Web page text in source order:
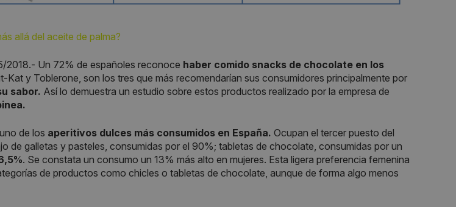
allá del aceite de palma?
2018.- Un 72% de españoles reconoce haber comido snacks de chocolate en los
Kat y Toblerone, son los tres que más recomendarían sus consumidores principalmente por
sabor. Así lo demuestra un estudio sobre estos productos realizado por la empresa de
de los aperitivos dulces más consumidos en España. Ocupan el tercer puesto del
de galletas y pasteles, consumidas por el 90%; tabletas de chocolate, consumidas por un
. Se constata un consumo un 13% más alto en mujeres. Esta ligera preferencia femenina
de productos como chicles o tabletas de chocolate, aunque de forma algo menos